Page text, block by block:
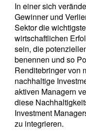
In einer sich
Gewinner und
Sektor die
wirtschaftlichen
sein, die
benennen und so
Renditebringer von
nachhaltige
aktiven Managern
diese
Investment
zu integrieren.